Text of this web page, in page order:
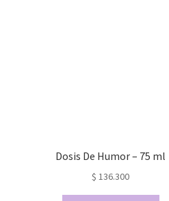
Dosis De Humor – 75 ml
$ 136.300